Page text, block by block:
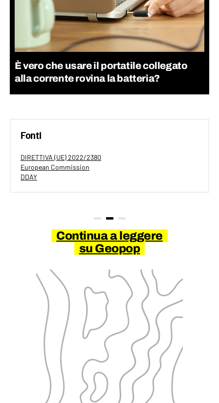
È vero che usare il portatile collegato
alla corrente rovina la batteria?
Fonti
DIRETTIVA (UE) 2022/2380
European Commission
DDAY
Continua a leggere
su Geopop